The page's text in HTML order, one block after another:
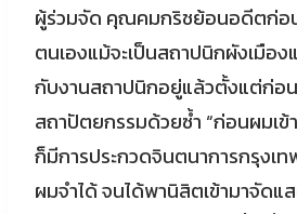
ผู้ร่วมจัด คุณคมกริชย้อนอดีตก่อ
ตนเองแม้จะเป็นสถาปนิกผังเมือ
กับงานสถาปนิกอยู่แล้วตั้งแต่ก่อน
สถาปัตยกรรมด้วยซ้ำ “ก่อนผมเข้
ก็มีการประกวดจินตนาการกรุงเ
ผมจำได้ จนได้พานิสิตเข้ามาจัดแ